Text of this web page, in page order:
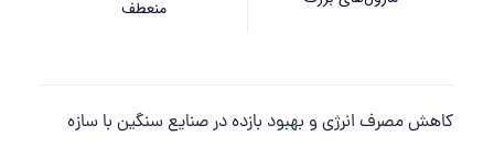
منعطف
کاهش مصرف انرژی و بهبود بازده در صنایع سنگین با سازه